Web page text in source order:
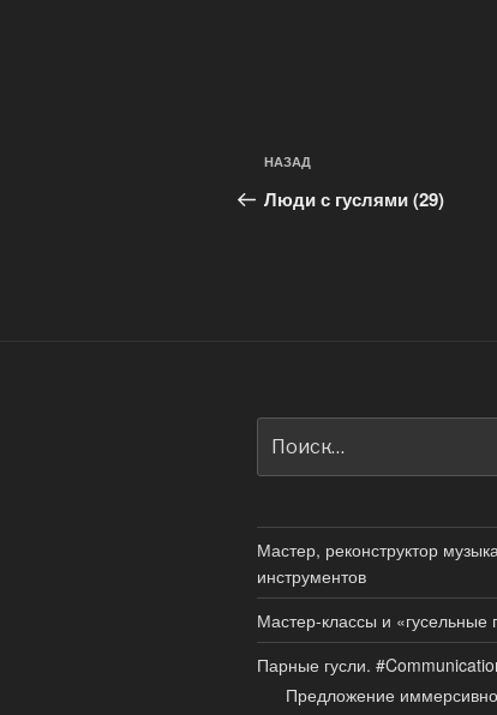
Навигация
по
записям
Предыдущая
запись:
НАЗАД
Люди с гуслями (29)
Мастер, реконструктор
инструментов
Мастер-классы и «гусельные
Парные гусли.
Предложение